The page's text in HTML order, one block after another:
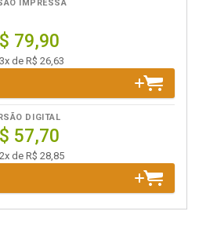
IMPRESSA
79,90
de R$ 26,63
DIGITAL
57,70
de R$ 28,85